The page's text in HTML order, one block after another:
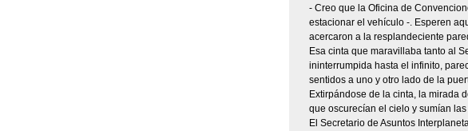
- Creo que la Oficina de
estacionar el vehículo -. Esperen
acercaron a la resplandeciente
Esa cinta que maravillaba tanto al
ininterrumpida hasta el infinito,
sentidos a uno y otro lado de la
Extirpándose de la cinta, la mirada
que oscurecían el cielo y sumían
El Secretario de Asuntos